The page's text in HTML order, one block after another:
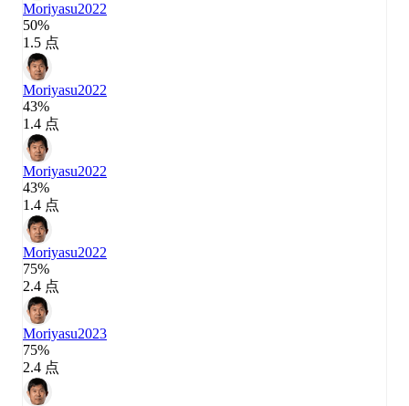
Moriyasu2022
50%
1.5 点
Moriyasu2022
43%
1.4 点
Moriyasu2022
43%
1.4 点
Moriyasu2022
75%
2.4 点
Moriyasu2023
75%
2.4 点